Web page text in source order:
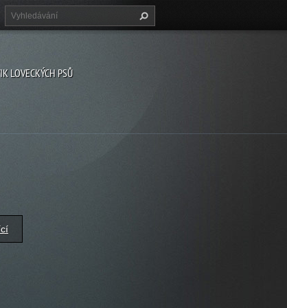
LOVECKÝCH PSŮ